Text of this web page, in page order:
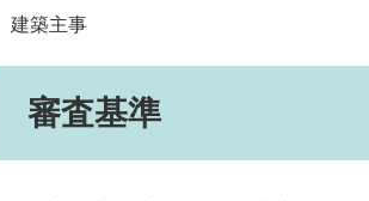
建築主事
審査基準